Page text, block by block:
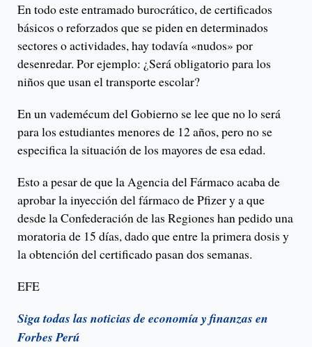
En todo este entramado burocrático, de certificados
básicos o reforzados que se piden en determinados
sectores o actividades, hay todavía «nudos» por
desenredar. Por ejemplo: ¿Será obligatorio para los
niños que usan el transporte escolar?
En un vademécum del Gobierno se lee que no lo será
para los estudiantes menores de 12 años, pero no se
especifica la situación de los mayores de esa edad.
Esto a pesar de que la Agencia del Fármaco acaba de
aprobar la inyección del fármaco de Pfizer y a que
desde la Confederación de las Regiones han pedido una
moratoria de 15 días, dado que entre la primera dosis y
la obtención del certificado pasan dos semanas.
EFE
Siga todas las noticias de economía y finanzas en
Forbes Perú